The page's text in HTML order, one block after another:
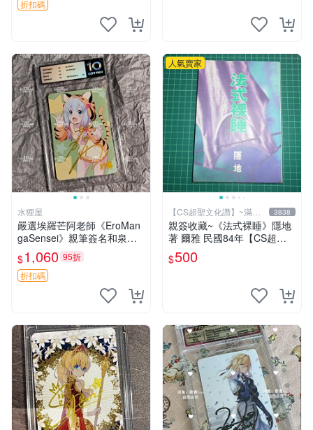
折扣碼
水狸屋
嚴選埃羅芒阿老師《EroMan
gaSensei》親筆簽名和泉紗
霧、藤田茜照片，3寸大卡磚
封存，原圖實拍推薦收藏！和
泉紗霧 藤田茜 照片
$1,060 95折
折扣碼
人氣賣家
【CS超聖文化讚】~滿千
元送運
3838
親簽收藏~《法式裸睡》隱地
著 爾雅 民國84年【CS超聖
文化2讚】
$500